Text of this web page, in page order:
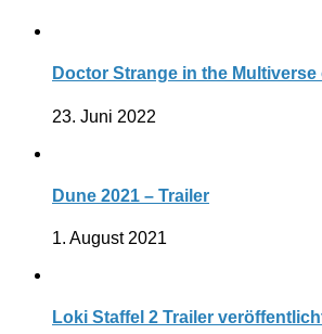
Doctor Strange in the
23. Juni 2022
Dune 2021 – Trailer
1. August 2021
Loki Staffel 2 Trailer